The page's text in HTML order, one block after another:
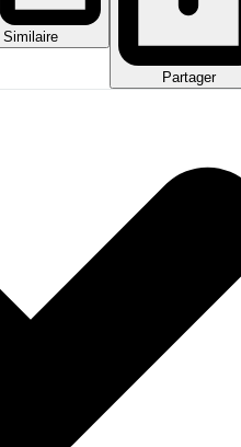
Similaire
Partager